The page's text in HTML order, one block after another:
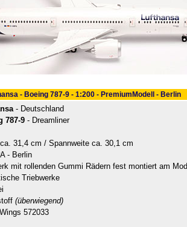
- Boeing 787-9 - 1:200 - PremiumModell - Berlin
- Deutschland
787-9 - Dreamliner
31,4 cm / Spannweite ca. 30,1 cm
- Berlin
mit rollenden Gummi Rädern fest montiert am
Triebwerke
(überwiegend)
572033